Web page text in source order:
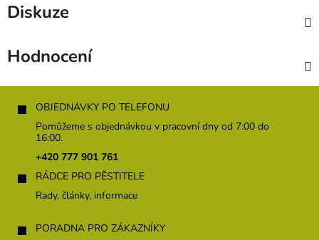
Diskuze
Hodnocení
OBJEDNÁVKY PO TELEFONU
Pomůžeme s objednávkou v pracovní dny od 7:00 do
16:00.
+420 777 901 761
RÁDCE PRO PĚSTITELE
Rady, články, informace
PORADNA PRO ZÁKAZNÍKY